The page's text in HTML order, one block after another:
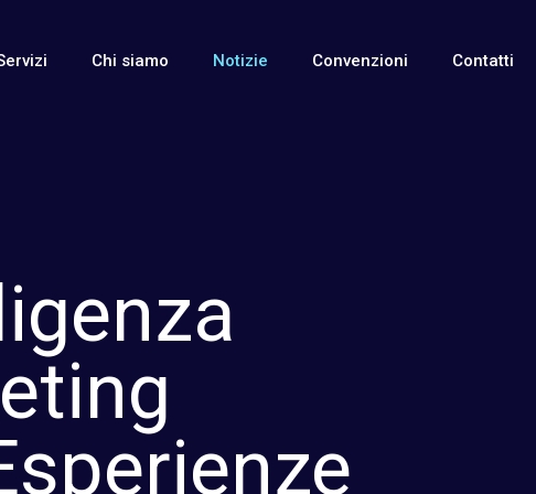
Chi siamo Notizie Convenzioni Contatti